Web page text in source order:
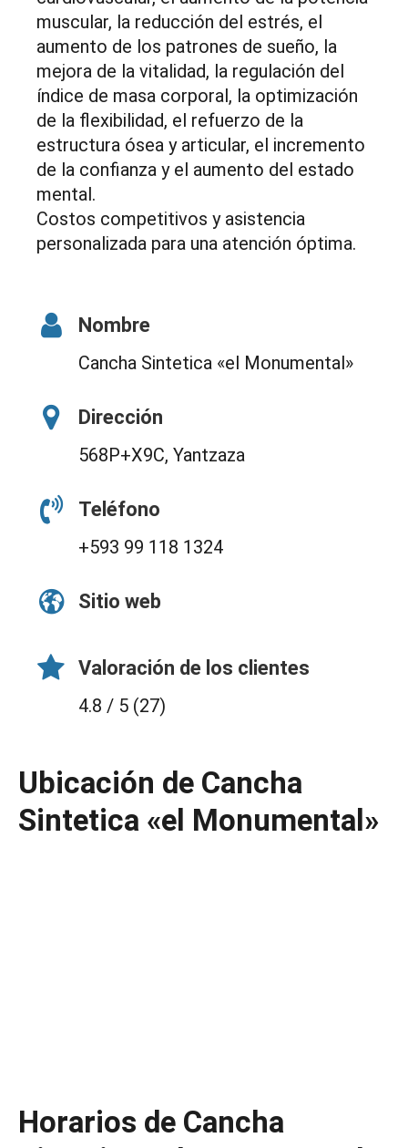
muscular, la reducción del estrés, el
aumento de los patrones de sueño, la
mejora de la vitalidad, la regulación del
índice de masa corporal, la optimización
de la flexibilidad, el refuerzo de la
estructura ósea y articular, el incremento
de la confianza y el aumento del estado
mental.
Costos competitivos y asistencia
personalizada para una atención óptima.
Nombre
Cancha Sintetica «el Monumental»
Dirección
568P+X9C, Yantzaza
Teléfono
+593 99 118 1324
Sitio web
Valoración de los clientes
4.8 / 5 (27)
Ubicación de Cancha
Sintetica «el Monumental»
Horarios de Cancha